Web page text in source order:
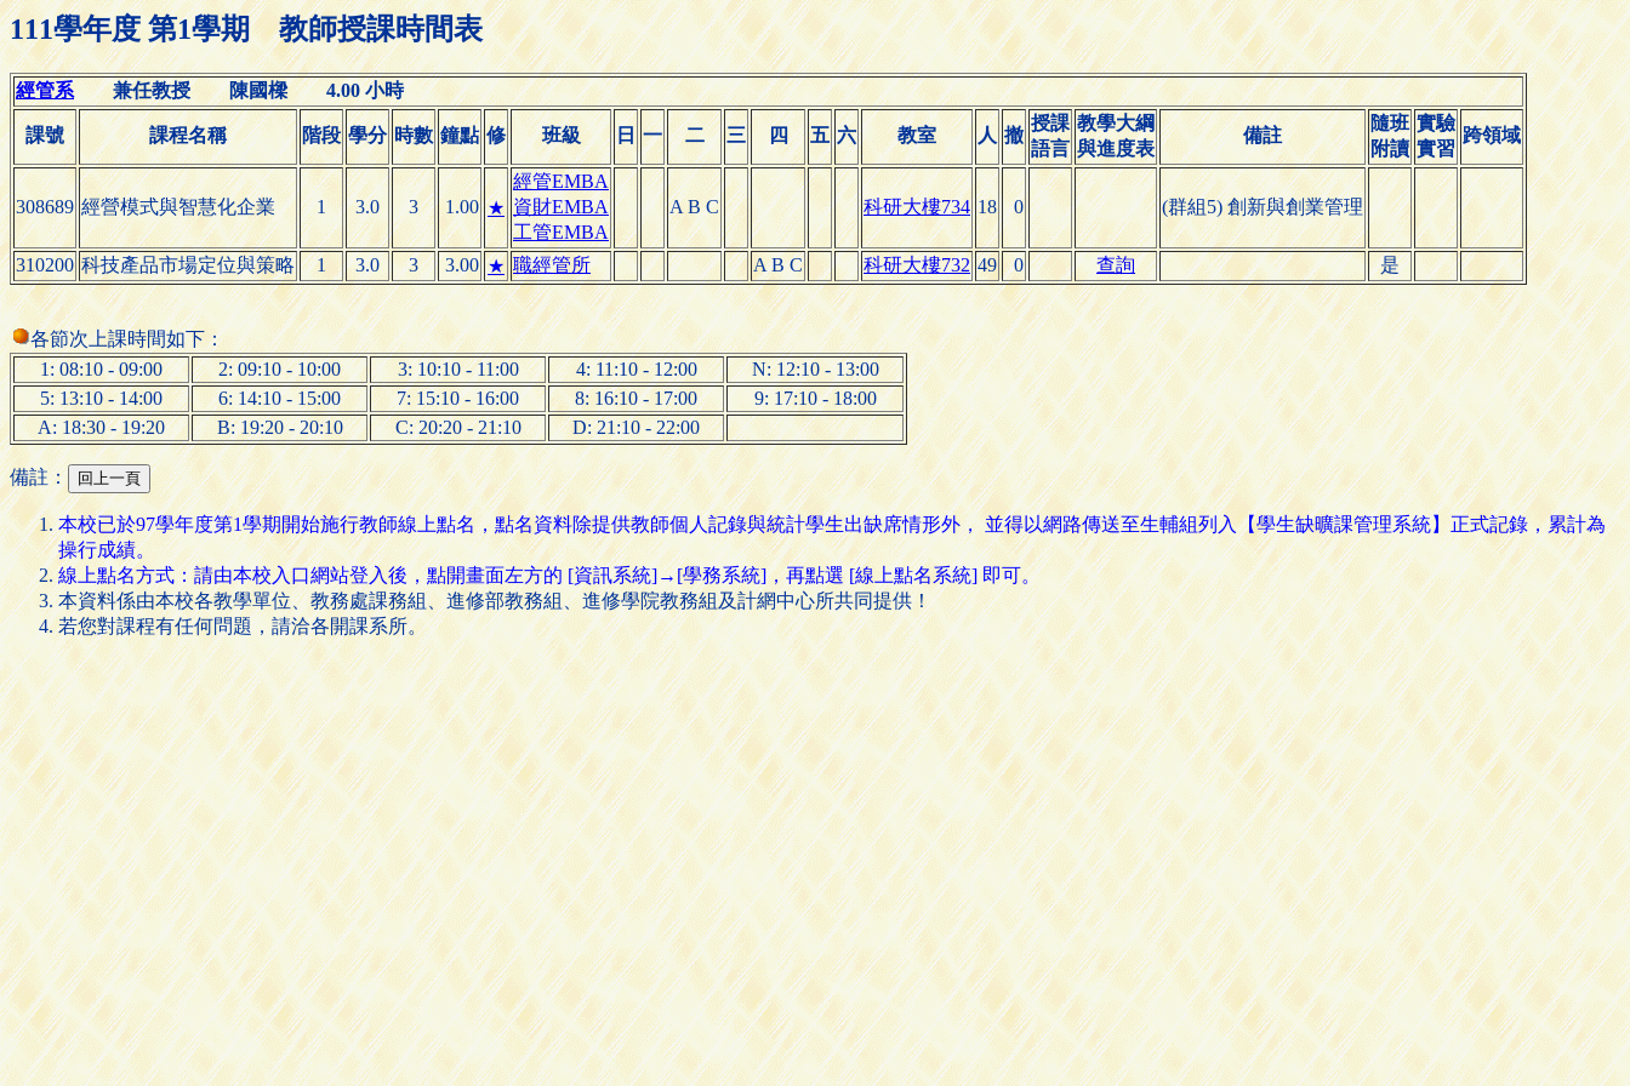
111學年度 第1學期 教師授課時間表
經管系兼任教授 陳國樑 4.00 小時
課號 課程名稱 階段 學分 時數 鐘點 修 班級 日 一 二 三 四 五 六 教室 人 撤
授課
語言
教學大綱
與進度表
備註
隨班
附讀
實驗
實習
跨領域
308689 經營模式與智慧化企業 1 3.0 3 1.00 ★
經管EMBA
資財EMBA
工管EMBA
A B C 科研大樓734 18 0 (群組5) 創新與創業管理
310200 科技產品市場定位與策略 1 3.0 3 3.00 ★ 職經管所 A B C 科研大樓732 49 0 查詢 是
各節次上課時間如下：
1: 08:10 - 09:00
2: 09:10 - 10:00 3: 10:10 - 11:00 4: 11:10 - 12:00
N: 12:10 - 13:00
5: 13:10 - 14:00
6: 14:10 - 15:00 7: 15:10 - 16:00 8: 16:10 - 17:00
9: 17:10 - 18:00
A: 18:30 - 19:20
B: 19:20 - 20:10 C: 20:20 - 21:10 D: 21:10 - 22:00
備註：
本校已於97學年度第1學期開始施行教師線上點名，點名資料除提供教師個人記錄與統計學生出缺席情形外， 並得以網路傳送至生輔組列入【學生缺曠課管理系統】正式記錄，累計為
操行成績。
線上點名方式：請由本校入口網站登入後，點開畫面左方的 [資訊系統]→[學務系統]，再點選 [線上點名系統] 即可。
本資料係由本校各教學單位、教務處課務組、進修部教務組、進修學院教務組及計網中心所共同提供！
若您對課程有任何問題，請洽各開課系所。